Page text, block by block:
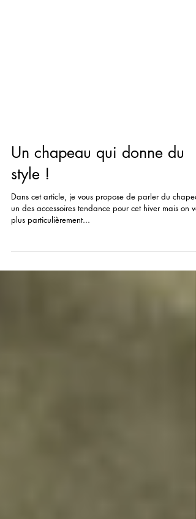
Un chapeau qui donne du
style !
Dans cet article, je vous propose de parler du
plus particulièrement...